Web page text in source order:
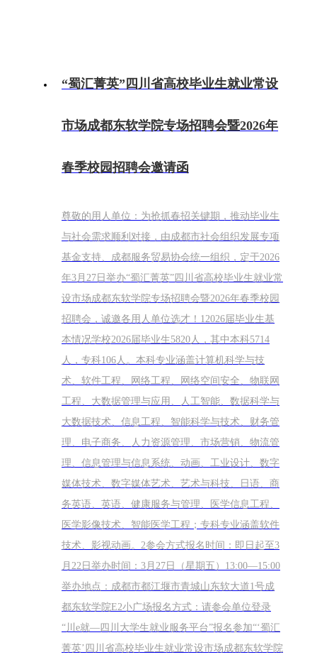
“蜀汇菁英”四川省高校毕业生就业常设
市场成都东软学院专场招聘会暨2026年
春季校园招聘会邀请函
尊敬的用人单位：为抢抓春招关键期，推动毕业生
与社会需求顺利对接，由成都市社会组织发展专项
基金支持、成都服务贸易协会统一组织，定于2026
年3月27日举办“蜀汇菁英”四川省高校毕业生就业常
设市场成都东软学院专场招聘会暨2026年春季校园
招聘会，诚邀各用人单位选才！12026届毕业生基
本情况学校2026届毕业生5820人，其中本科5714
人，专科106人。本科专业涵盖计算机科学与技
术、软件工程、网络工程、网络空间安全、物联网
工程、大数据管理与应用、人工智能、数据科学与
大数据技术、信息工程、智能科学与技术、财务管
理、电子商务、人力资源管理、市场营销、物流管
理、信息管理与信息系统、动画、工业设计、数字
媒体技术、数字媒体艺术、艺术与科技、日语、商
务英语、英语、健康服务与管理、医学信息工程、
医学影像技术、智能医学工程；专科专业涵盖软件
技术、影视动画。2参会方式报名时间：即日起至3
月22日举办时间：3月27日（星期五）13:00—15:00
举办地点：成都市都江堰市青城山东软大道1号成
都东软学院E2小广场报名方式：请参会单位登录
“川e就—四川大学生就业服务平台”报名参加“‘蜀汇
菁英’四川省高校毕业生就业常设市场成都东软学院